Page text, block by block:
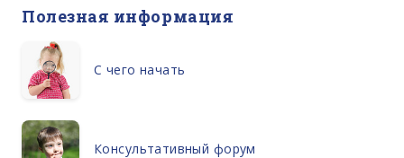
Полезная информация
С чего начать
Консультативный форум